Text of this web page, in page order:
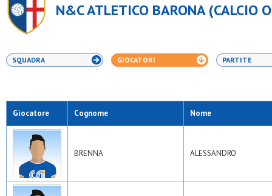
N&C ATLETICO BARONA (CALCIO
SQUADRA GIOCATORI PARTITE
Giocatore Cognome Nome
BRENNA ALESSANDRO